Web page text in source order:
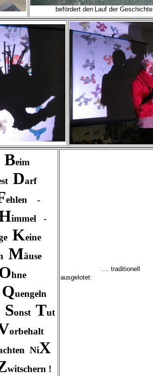
befördert den Lauf der Geschichte
Beim
Darf
ehlen -
immel -
Keine
Mäuse
hne
Quengeln
Sonst Tut
orbehalt
NiX
witschern !
.... traditionell
ausgelotet: